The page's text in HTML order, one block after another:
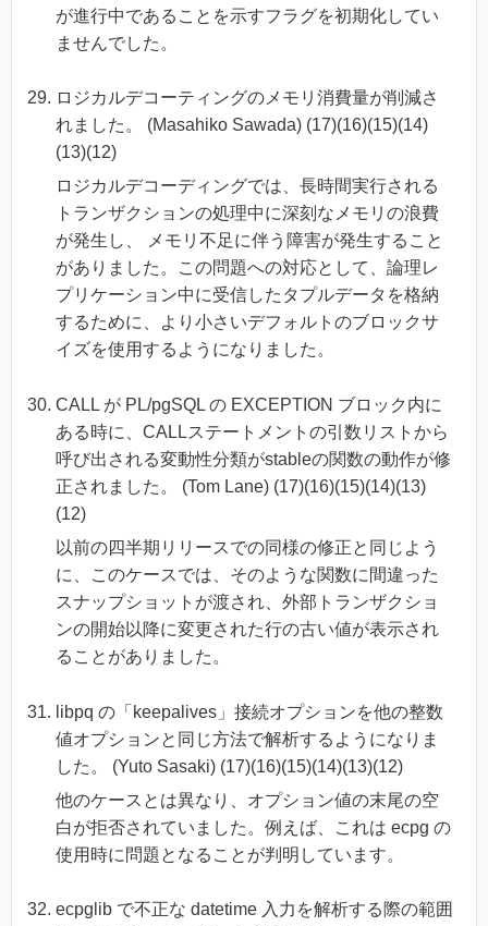
が進行中であることを示すフラグを初期化してい
ませんでした。
ロジカルデコーティングのメモリ消費量が削減さ
れました。 (Masahiko Sawada) (17)(16)(15)(14)
(13)(12)
ロジカルデコーディングでは、長時間実行される
トランザクションの処理中に深刻なメモリの浪費
が発生し、 メモリ不足に伴う障害が発生すること
がありました。この問題への対応として、論理レ
プリケーション中に受信したタプルデータを格納
するために、より小さいデフォルトのブロックサ
イズを使用するようになりました。
CALL が PL/pgSQL の EXCEPTION ブロック内に
ある時に、CALLステートメントの引数リストから
呼び出される変動性分類がstableの関数の動作が修
正されました。 (Tom Lane) (17)(16)(15)(14)(13)
(12)
以前の四半期リリースでの同様の修正と同じよう
に、このケースでは、そのような関数に間違った
スナップショットが渡され、外部トランザクショ
ンの開始以降に変更された行の古い値が表示され
ることがありました。
libpq の「keepalives」接続オプションを他の整数
値オプションと同じ方法で解析するようになりま
した。 (Yuto Sasaki) (17)(16)(15)(14)(13)(12)
他のケースとは異なり、オプション値の末尾の空
白が拒否されていました。例えば、これは ecpg の
使用時に問題となることが判明しています。
ecpglib で不正な datetime 入力を解析する際の範囲